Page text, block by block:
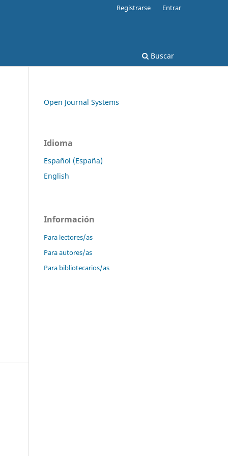
Buscar
Registrarse Entrar
Open Journal Systems
Idioma
Español (España)
English
Información
Para lectores/as
Para autores/as
Para bibliotecarios/as